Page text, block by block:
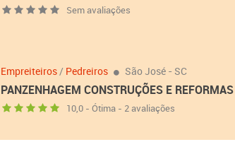
Sem avaliações
Empreiteiros/ Pedreiros São José - SC
PANZENHAGEM CONSTRUÇÕES E REFORMAS
10,0 - Ótima - 2 avaliações